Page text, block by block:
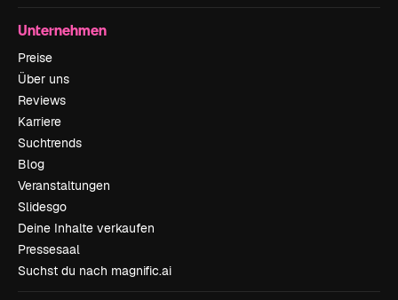
Unternehmen
Preise
Über uns
Reviews
Karriere
Suchtrends
Blog
Veranstaltungen
Slidesgo
Deine Inhalte verkaufen
Pressesaal
Suchst du nach magnific.ai